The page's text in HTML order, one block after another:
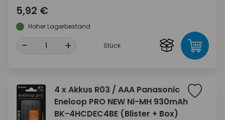
5,92 €
Hoher Lagerbestand
- + Stück
4 x Akkus R03 / AAA Panasonic
Eneloop PRO NEW Ni-MH 930mAh
BK-4HCDEC4BE (Blister + Box)